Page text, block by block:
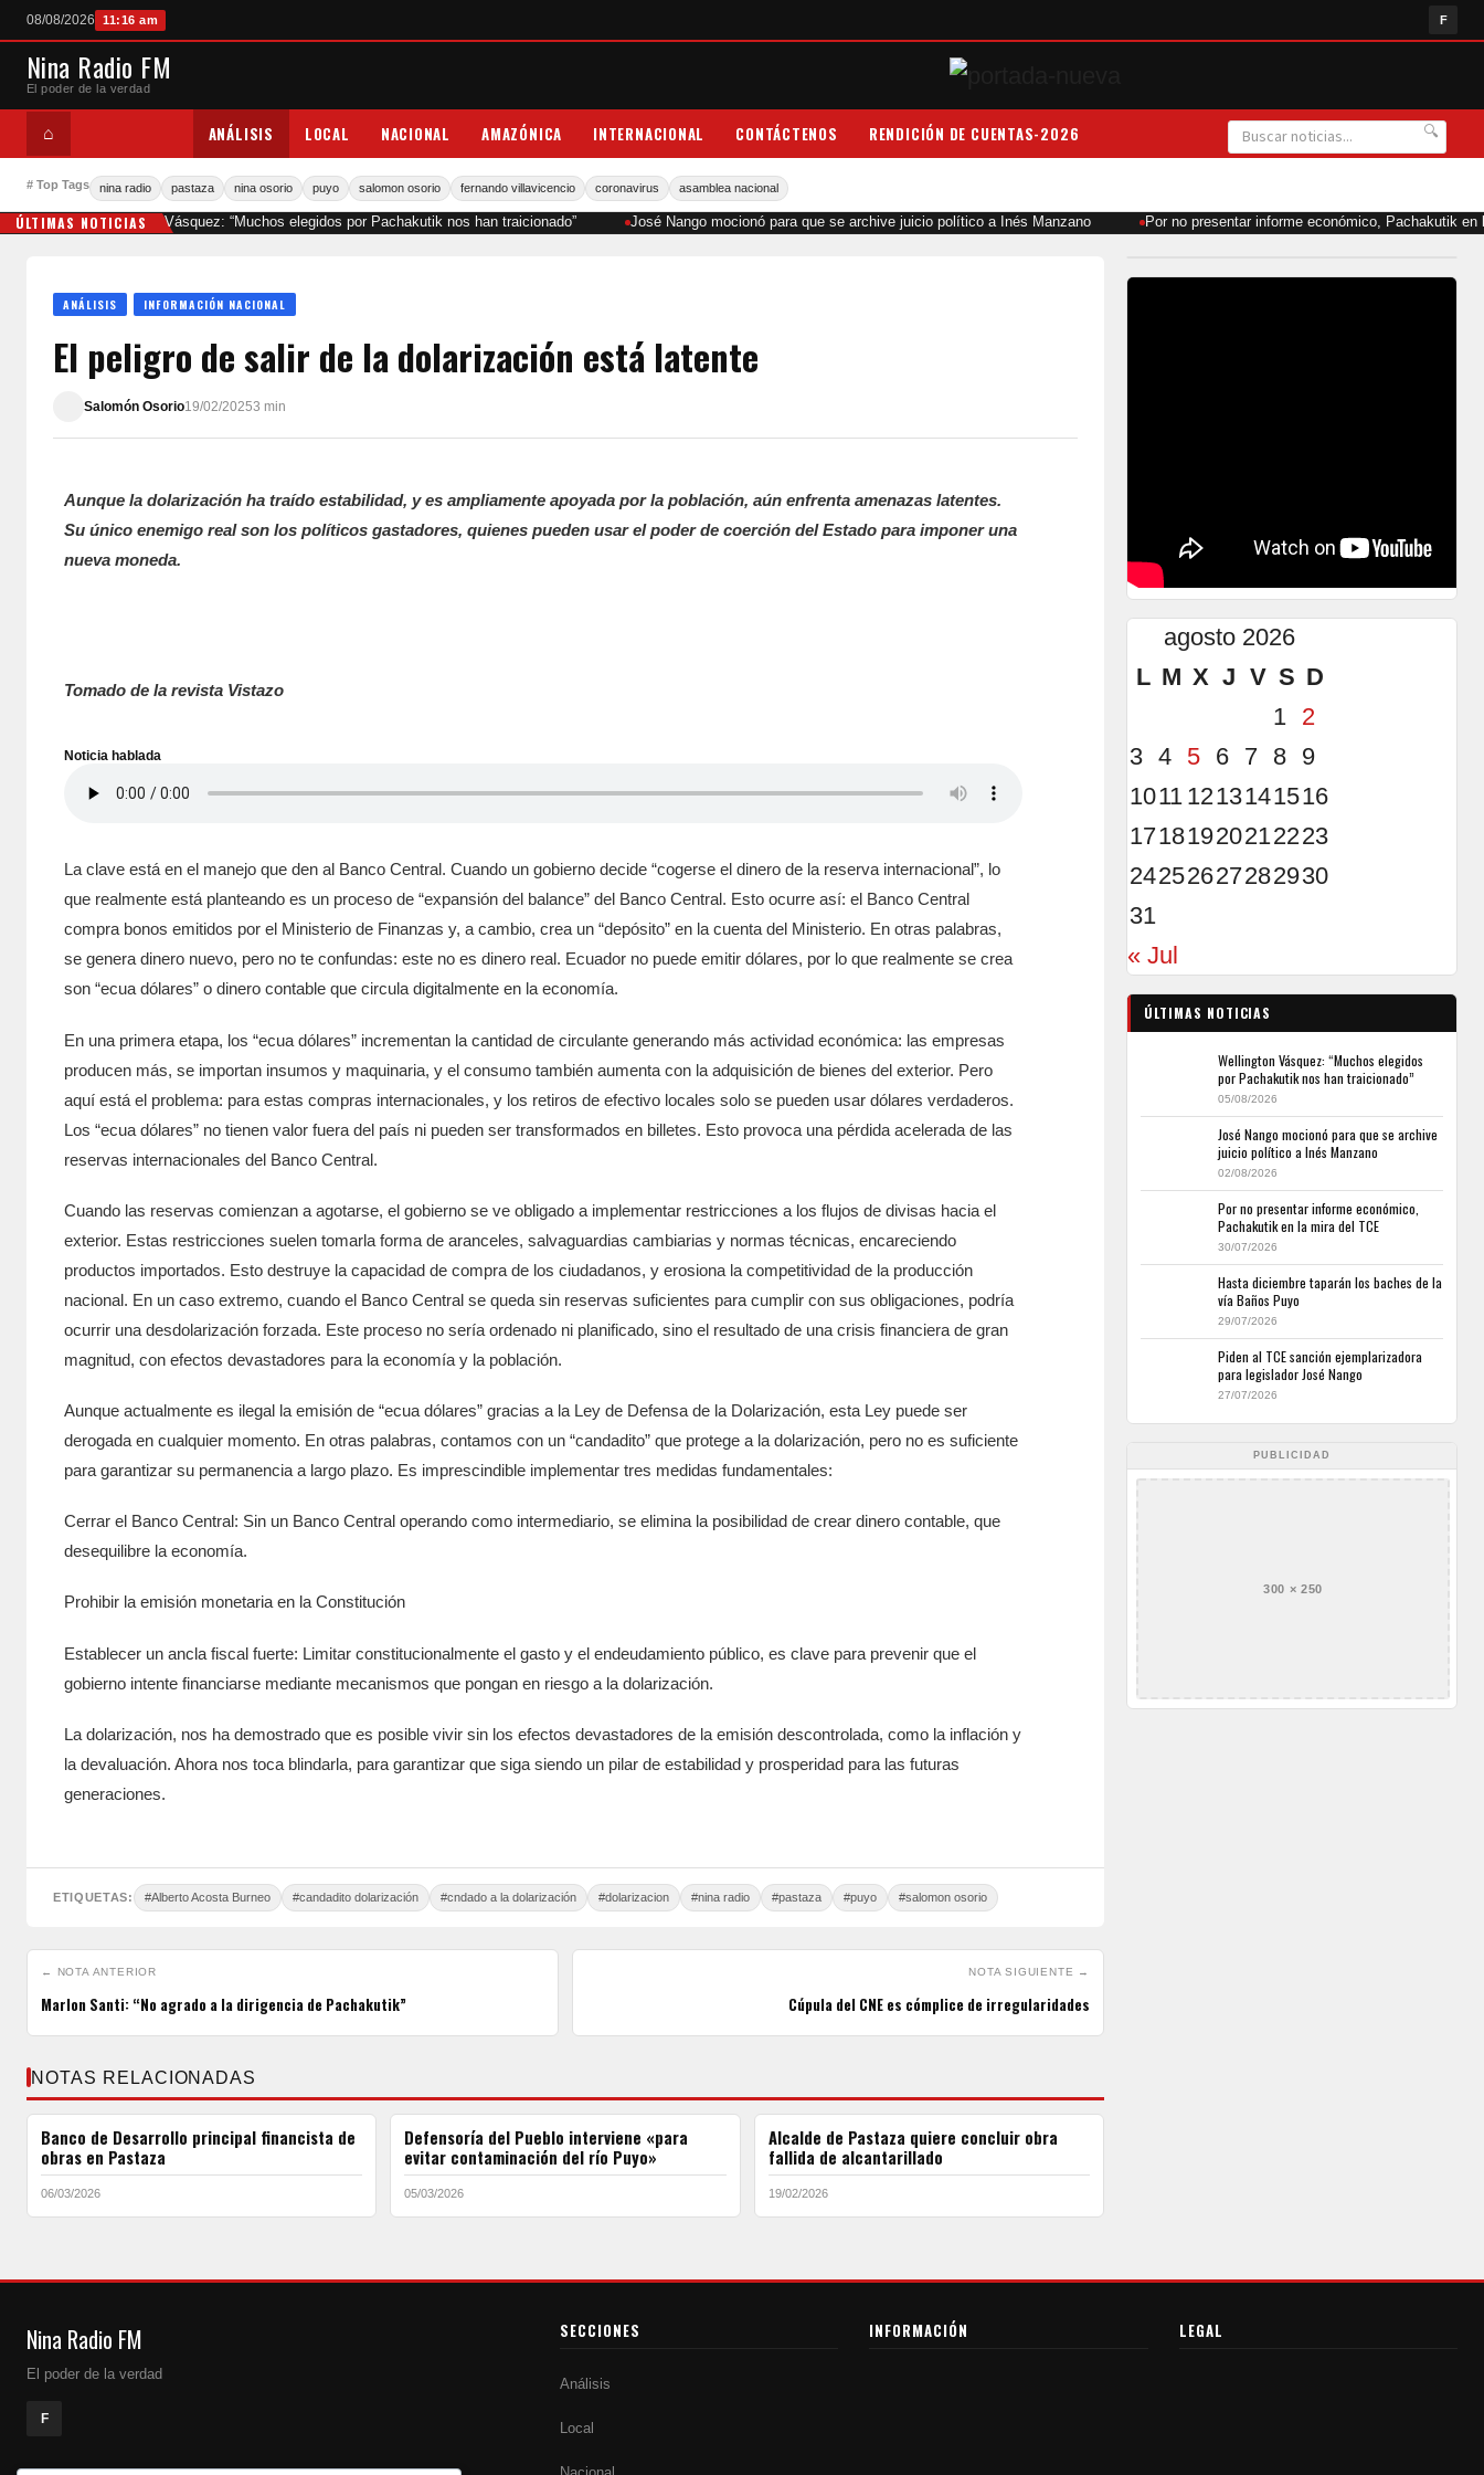
08/08/2026 11:16 am F
Nina Radio FM
El poder de la verdad
⌂ ANÁLISIS LOCAL NACIONAL AMAZÓNICA INTERNACIONAL CONTÁCTENOS RENDICIÓN DE CUENTAS-2026 🔍
# Top Tags nina radio pastaza nina osorio puyo salomon osorio fernando villavicencio coronavirus asamblea nacional
ÚLTIMAS NOTICIASWellington Vásquez: “Muchos elegidos por Pachakutik nos han traicionado” José Nango mocionó para que se archive juicio político a Inés Manzano Por no presentar informe económico, Pachakutik en
ANÁLISIS INFORMACIÓN NACIONAL
El peligro de salir de la dolarización está latente
Salomón Osorio19/02/20253 min
Aunque la dolarización ha traído estabilidad, y es ampliamente apoyada por la población, aún enfrenta amenazas latentes.
Su único enemigo real son los políticos gastadores, quienes pueden usar el poder de coerción del Estado para imponer una
nueva moneda.
Tomado de la revista Vistazo
Noticia hablada
La clave está en el manejo que den al Banco Central. Cuando un gobierno decide “cogerse el dinero de la reserva internacional”, lo
que realmente está planteando es un proceso de “expansión del balance” del Banco Central. Esto ocurre así: el Banco Central
compra bonos emitidos por el Ministerio de Finanzas y, a cambio, crea un “depósito” en la cuenta del Ministerio. En otras palabras,
se genera dinero nuevo, pero no te confundas: este no es dinero real. Ecuador no puede emitir dólares, por lo que realmente se crea
son “ecua dólares” o dinero contable que circula digitalmente en la economía.
En una primera etapa, los “ecua dólares” incrementan la cantidad de circulante generando más actividad económica: las empresas
producen más, se importan insumos y maquinaria, y el consumo también aumenta con la adquisición de bienes del exterior. Pero
aquí está el problema: para estas compras internacionales, y los retiros de efectivo locales solo se pueden usar dólares verdaderos.
Los “ecua dólares” no tienen valor fuera del país ni pueden ser transformados en billetes. Esto provoca una pérdida acelerada de las
reservas internacionales del Banco Central.
Cuando las reservas comienzan a agotarse, el gobierno se ve obligado a implementar restricciones a los flujos de divisas hacia el
exterior. Estas restricciones suelen tomarla forma de aranceles, salvaguardias cambiarias y normas técnicas, encareciendo
productos importados. Esto destruye la capacidad de compra de los ciudadanos, y erosiona la competitividad de la producción
nacional. En un caso extremo, cuando el Banco Central se queda sin reservas suficientes para cumplir con sus obligaciones, podría
ocurrir una desdolarización forzada. Este proceso no sería ordenado ni planificado, sino el resultado de una crisis financiera de gran
magnitud, con efectos devastadores para la economía y la población.
Aunque actualmente es ilegal la emisión de “ecua dólares” gracias a la Ley de Defensa de la Dolarización, esta Ley puede ser
derogada en cualquier momento. En otras palabras, contamos con un “candadito” que protege a la dolarización, pero no es suficiente
para garantizar su permanencia a largo plazo. Es imprescindible implementar tres medidas fundamentales:
Cerrar el Banco Central: Sin un Banco Central operando como intermediario, se elimina la posibilidad de crear dinero contable, que
desequilibre la economía.
Prohibir la emisión monetaria en la Constitución
Establecer un ancla fiscal fuerte: Limitar constitucionalmente el gasto y el endeudamiento público, es clave para prevenir que el
gobierno intente financiarse mediante mecanismos que pongan en riesgo a la dolarización.
La dolarización, nos ha demostrado que es posible vivir sin los efectos devastadores de la emisión descontrolada, como la inflación y
la devaluación. Ahora nos toca blindarla, para garantizar que siga siendo un pilar de estabilidad y prosperidad para las futuras
generaciones.
ETIQUETAS: #Alberto Acosta Burneo #candadito dolarización #cndado a la dolarización #dolarizacion #nina radio #pastaza #puyo #salomon osorio
← NOTA ANTERIOR
Marlon Santi: “No agrado a la dirigencia de Pachakutik”
NOTA SIGUIENTE →
Cúpula del CNE es cómplice de irregularidades
NOTAS RELACIONADAS
Banco de Desarrollo principal financista de
obras en Pastaza
06/03/2026
Defensoría del Pueblo interviene «para
evitar contaminación del río Puyo»
05/03/2026
Alcalde de Pastaza quiere concluir obra
fallida de alcantarillado
19/02/2026
agosto 2026
L M X J V S D
1 2
3 4 5 6 7 8 9
1011 1213141516
17181920212223
24252627282930
31
« Jul
ÚLTIMAS NOTICIAS
Wellington Vásquez: “Muchos elegidos
por Pachakutik nos han traicionado”
05/08/2026
José Nango mocionó para que se archive
juicio político a Inés Manzano
02/08/2026
Por no presentar informe económico,
Pachakutik en la mira del TCE
30/07/2026
Hasta diciembre taparán los baches de la
vía Baños Puyo
29/07/2026
Piden al TCE sanción ejemplarizadora
para legislador José Nango
27/07/2026
PUBLICIDAD
300 × 250
Nina Radio FM
El poder de la verdad
F
SECCIONES
Análisis
Local
INFORMACIÓN LEGAL